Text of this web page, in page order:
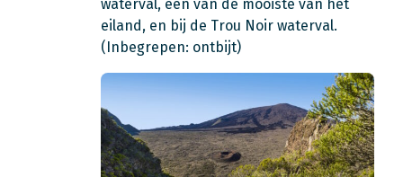
waterval, een van de mooiste van het
eiland, en bij de Trou Noir waterval.
(Inbegrepen: ontbijt)